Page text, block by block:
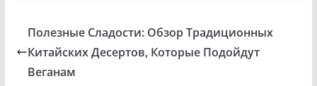
Полезные Сладости: Обзор Традиционных
Китайских Десертов, Которые Подойдут
Веганам